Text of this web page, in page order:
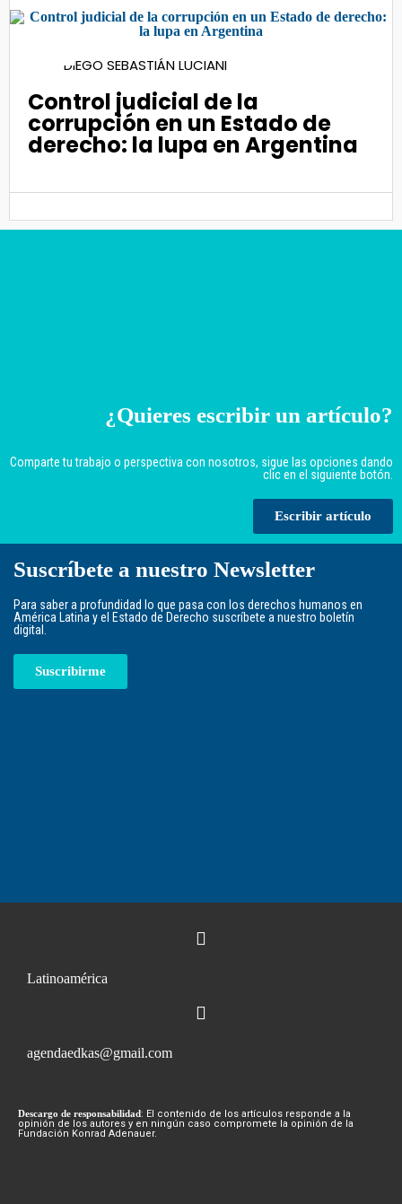
22
DIEGO SEBASTIÁN LUCIANI
Control judicial de la
corrupción en un Estado de
derecho: la lupa en Argentina
¿Quieres escribir un artículo?
Comparte tu trabajo o perspectiva con nosotros, sigue las opciones dando
clic en el siguiente botón.
Escribir artículo
Suscríbete a nuestro Newsletter
Para saber a profundidad lo que pasa con los derechos humanos en
América Latina y el Estado de Derecho suscríbete a nuestro boletín
digital.
Suscribirme
Latinoamérica
agendaedkas@gmail.com
Descargo de responsabilidad: El contenido de los artículos responde a la
opinión de los autores y en ningún caso compromete la opinión de la
Fundación Konrad Adenauer.